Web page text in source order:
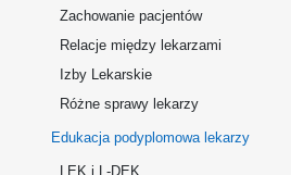
Zachowanie pacjentów
Relacje między lekarzami
Izby Lekarskie
Różne sprawy lekarzy
Edukacja podyplomowa lekarzy
LEK i L-DEK